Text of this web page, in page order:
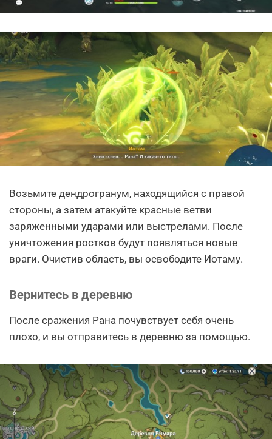
Возьмите дендрогранум, находящийся с правой
стороны, а затем атакуйте красные ветви
заряженными ударами или выстрелами. После
уничтожения ростков будут появляться новые
враги. Очистив область, вы освободите Иотаму.
Вернитесь в деревню
После сражения Рана почувствует себя очень
плохо, и вы отправитесь в деревню за помощью.